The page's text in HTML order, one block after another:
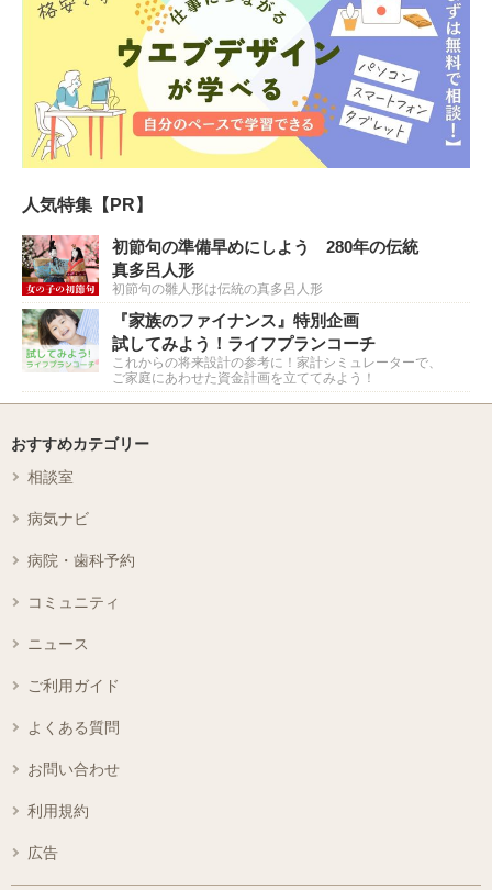
人気特集【PR】
初節句の準備早めにしよう 280年の伝統
真多呂人形
初節句の雛人形は伝統の真多呂人形
『家族のファイナンス』特別企画
試してみよう！ライフプランコーチ
これからの将来設計の参考に！家計シミュレーターで、
ご家庭にあわせた資金計画を立ててみよう！
おすすめカテゴリー
相談室
病気ナビ
病院・歯科予約
コミュニティ
ニュース
ご利用ガイド
よくある質問
お問い合わせ
利用規約
広告